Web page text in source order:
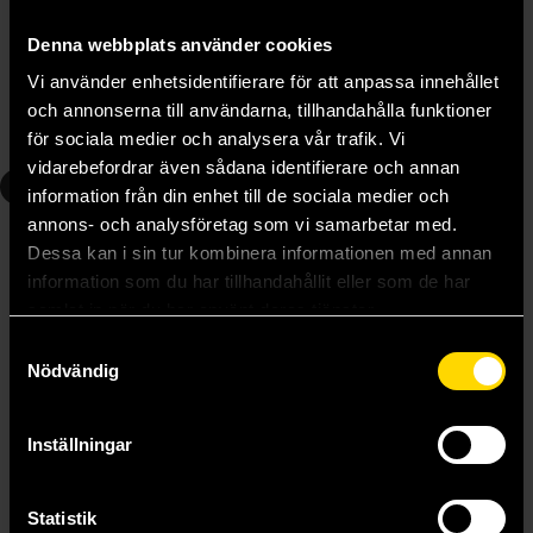
Denna webbplats använder cookies
Vi använder enhetsidentifierare för att anpassa innehållet
och annonserna till användarna, tillhandahålla funktioner
för sociala medier och analysera vår trafik. Vi
vidarebefordrar även sådana identifierare och annan
information från din enhet till de sociala medier och
annons- och analysföretag som vi samarbetar med.
Dessa kan i sin tur kombinera informationen med annan
information som du har tillhandahållit eller som de har
Nödvändig
Inställningar
Statistik
Steven Erikson
179 kr
Beställ
Steven Erikson
219 kr
Beställ
4